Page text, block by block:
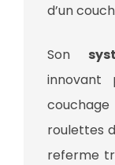
d’un
Son
roulettes
referme